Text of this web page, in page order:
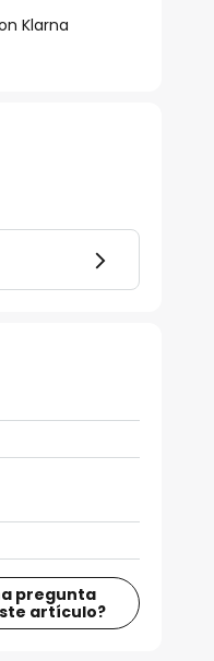
Klarna
pregunta
artículo?